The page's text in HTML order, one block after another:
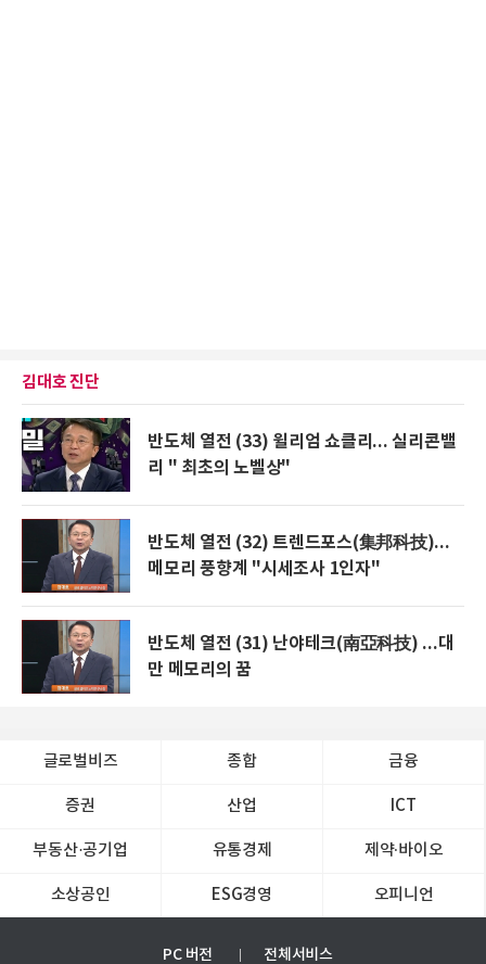
김대호 진단
반도체 열전 (33) 윌리엄 쇼클리... 실리콘밸
리 " 최초의 노벨상"
반도체 열전 (32) 트렌드포스(集邦科技)...
메모리 풍향계 "시세조사 1인자"
반도체 열전 (31) 난야테크(南亞科技) ...대
만 메모리의 꿈
글로벌비즈 종합 금융
증권 산업 ICT
부동산·공기업 유통경제 제약∙바이오
소상공인 ESG경영 오피니언
PC 버전 전체서비스